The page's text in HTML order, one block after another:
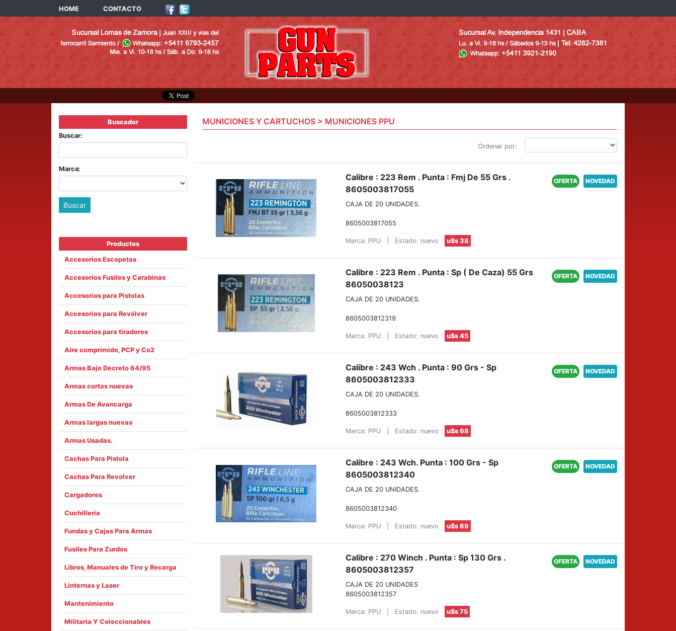
HOME CONTACTO
Buscador
Buscar:
Marca:
Buscar
Productos
Accesorios Escopetas
Accesorios Fusiles y Carabinas
Accesorios para Pistolas
Accesorios para Revólver
Accesorios para tiradores
Aire comprimido, PCP y Co2
Armas Bajo Decreto 64/95
Armas cortas nuevas
Armas De Avancarga
Armas largas nuevas
Armas Usadas.
Cachas Para Pistola
Cachas Para Revolver
Cargadores
Cuchillería
Fundas y Cajas Para Armas
Fusiles Para Zurdos
Libros, Manuales de Tiro y Recarga
Linternas y Laser
Mantenimiento
Militaria Y Coleccionables
MUNICIONES Y CARTUCHOS > MUNICIONES PPU
Ordenar por:
Calibre : 223 Rem . Punta : Fmj De 55 Grs .
8605003817055
OFERTA NOVEDAD
CAJA DE 20 UNIDADES.
8605003817055
Marca: PPU Estado: nuevo u$s 38
Calibre : 223 Rem . Punta : Sp ( De Caza) 55 Grs
86050038123
OFERTA NOVEDAD
CAJA DE 20 UNIDADES.
8605003812319
Marca: PPU Estado: nuevo u$s 45
Calibre : 243 Wch . Punta : 90 Grs - Sp
8605003812333
OFERTA NOVEDAD
CAJA DE 20 UNIDADES.
8605003812333
Marca: PPU Estado: nuevo u$s 68
Calibre : 243 Wch. Punta : 100 Grs - Sp
8605003812340
OFERTA NOVEDAD
CAJA DE 20 UNIDADES.
8605003812340
Marca: PPU Estado: nuevo u$s 69
Calibre : 270 Winch . Punta : Sp 130 Grs .
8605003812357
OFERTA NOVEDAD
CAJA DE 20 UNIDADES
8605003812357
Marca: PPU Estado: nuevo u$s 75